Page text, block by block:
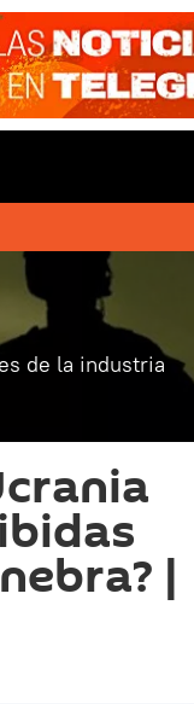
de la industria
|